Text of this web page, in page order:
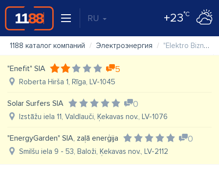
RU +23°C
1188 каталог компаний Электроэнергия "Elektro Bizness" SIA
"Enefit" SIA 5
Roberta Hirša 1, Rīga, LV-1045
Solar Surfers SIA 0
Izstāžu iela 11, Valdlauči, Ķekavas nov., LV-1076
"EnergyGarden" SIA, zaļā enerģija 0
Smilšu iela 9 - 53, Baloži, Ķekavas nov., LV-2112